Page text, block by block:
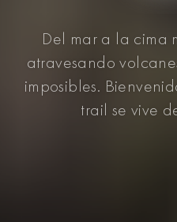
Del mar a la cima
atravesando
imposibles.
trail se vive